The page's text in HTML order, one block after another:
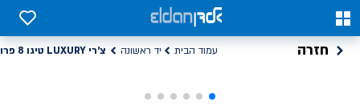
0
0
חזרה עמוד הבית יד ראשונה צ'רי LUXURY טיגו 8 פרו